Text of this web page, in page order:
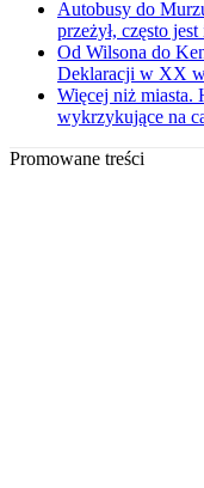
Autobusy do
przeżył, często jest
Od Wilsona do
Deklaracji w XX
Więcej niż miasta.
wykrzykujące na
Promowane treści